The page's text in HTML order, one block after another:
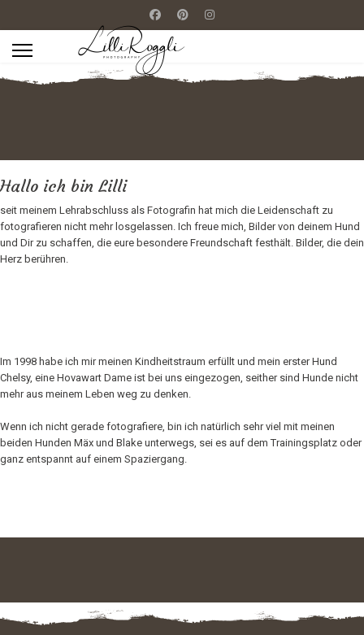
Hallo ich bin Lilli
seit meinem Lehrabschluss als Fotografin hat mich die Leidenschaft zu
fotografieren nicht mehr losgelassen. Ich freue mich, Bilder von deinem Hund
und Dir zu schaffen, die eure besondere Freundschaft festhält. Bilder, die dein
Herz berühren.
Im 1998 habe ich mir meinen Kindheitstraum erfüllt und mein erster Hund
Chelsy, eine Hovawart Dame ist bei uns eingezogen, seither sind Hunde nicht
mehr aus meinem Leben weg zu denken.
Wenn ich nicht gerade fotografiere, bin ich natürlich sehr viel mit meinen
beiden Hunden Mäx und Blake unterwegs, sei es auf dem Trainingsplatz oder
ganz entspannt auf einem Spaziergang.